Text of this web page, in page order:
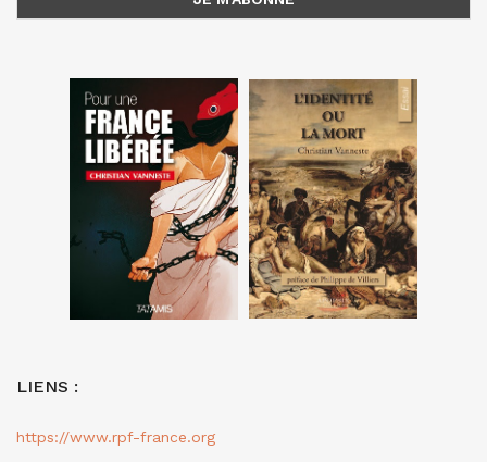
LIENS :
https://www.rpf-france.org